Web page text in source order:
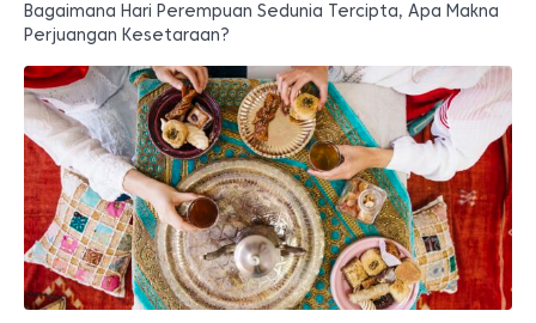
Bagaimana Hari Perempuan Sedunia Tercipta, Apa Makna
Perjuangan Kesetaraan?